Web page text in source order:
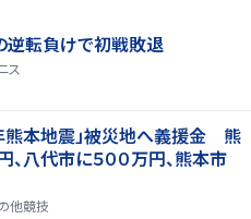
逆転負けで初戦敗退
ス
熊本地震」被災地へ義援金 熊
、八代市に５００万円、熊本市
他競技